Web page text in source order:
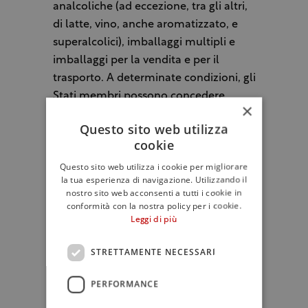
analcoliche (ad eccezione, tra gli altri,
di latte, vino, anche aromatizzato, e
superalcolici), imballaggi multipli e
imballaggi per la vendita e per il
trasporto. A determinate condizioni, gli
Stati membri possono concedere
requisiti.
I distributori finali di bevande e
alimentida asporto dovranno dare ai
consumatori la possibilità di utilizzare i
loro contenitori e adoperarsi per offrire
imballaggio riutilizzabile entro il 2030.
Infine, entro il 2029, il 90% dei
×
Questo sito web utilizza
cookie
Questo sito web utilizza i cookie per migliorare
la tua esperienza di navigazione. Utilizzando il
nostro sito web acconsenti a tutti i cookie in
conformità con la nostra policy per i cookie.
Leggi di più
STRETTAMENTE NECESSARI
PERFORMANCE